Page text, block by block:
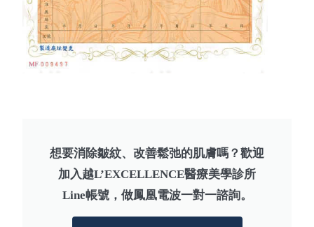
想要消除皺紋、改善鬆弛的肌膚嗎？歡迎
加入越L’EXCELLENCE醫療美學診所
Line帳號，做鳳凰電波一對一諮詢。